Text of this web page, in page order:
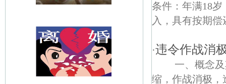
条件：年满18
入，具有按期
·违令作战消
一、概念及
缩，作战消极